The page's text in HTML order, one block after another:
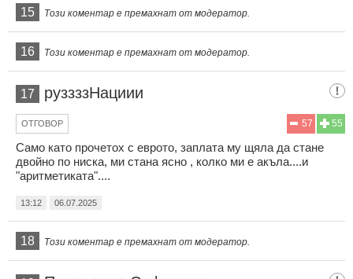
15 Този коментар е премахнат от модератор.
16 Този коментар е премахнат от модератор.
17 руззззНациии
55
57
ОТГОВОР
Само като прочетох с еврото, заплата му щяла да стане
двойно по ниска, ми стана ясно , колко ми е акъла....и
"аритметиката"....
13:12 06.07.2025
18 Този коментар е премахнат от модератор.